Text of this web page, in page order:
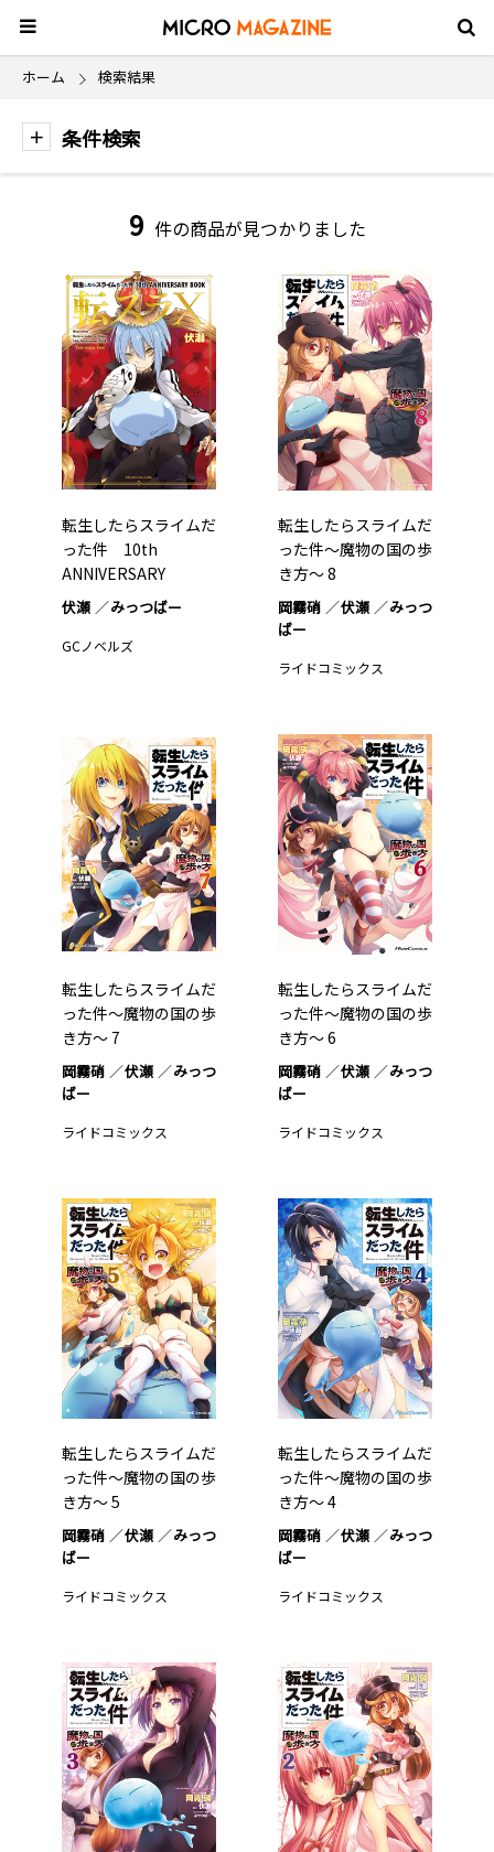
ホーム 検索結果
条件検索
9 件の商品が見つかりました
転生したらスライムだ
った件 10th
ANNIVERSARY
BOOK…1
伏瀬 みっつばー
GCノベルズ
転生したらスライムだ
った件～魔物の国の歩
き方～ 8
岡霧硝 伏瀬
みっつ
ばー
ライドコミックス
転生したらスライムだ
った件～魔物の国の歩
き方～ 7
岡霧硝 伏瀬
みっつ
ばー
ライドコミックス
転生したらスライムだ
った件～魔物の国の歩
き方～ 6
岡霧硝 伏瀬
みっつ
ばー
ライドコミックス
転生したらスライムだ
った件～魔物の国の歩
き方～ 5
岡霧硝 伏瀬
みっつ
ばー
ライドコミックス
転生したらスライムだ
った件～魔物の国の歩
き方～ 4
岡霧硝 伏瀬
みっつ
ばー
ライドコミックス